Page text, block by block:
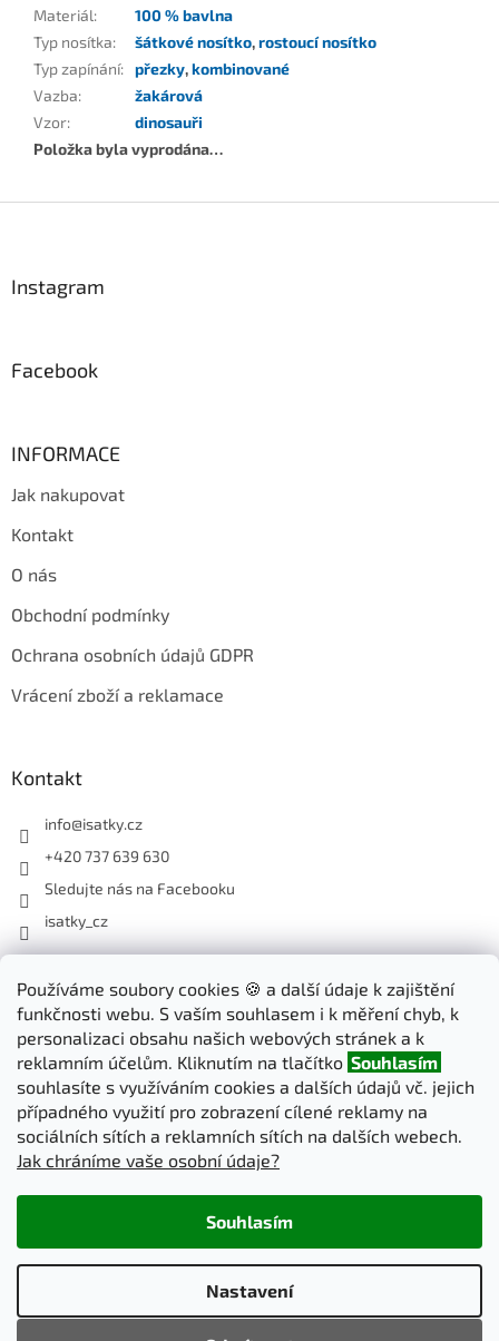
Používáme soubory cookies 🍪 a další údaje k zajištění
funkčnosti webu. S vaším souhlasem i k měření chyb, k
personalizaci obsahu našich webových stránek a k
reklamním účelům. Kliknutím na tlačítko Souhlasím
souhlasíte s využíváním cookies a dalších údajů vč. jejich
případného využití pro zobrazení cílené reklamy na
sociálních sítích a reklamních sítích na dalších webech.
Jak chráníme vaše osobní údaje?
Nastavení
Souhlasím
Materiál:
100 % bavlna
Typ nosítka: šátkové nosítko,rostoucí nosítko
Typ zapínání: přezky,kombinované
Vazba:
žakárová
Vzor:
dinosauři
Položka byla vyprodána…
Instagram
Facebook
INFORMACE
Jak nakupovat
Kontakt
O nás
Obchodní podmínky
Ochrana osobních údajů GDPR
Vrácení zboží a reklamace
Kontakt
info@isatky.cz
+420 737 639 630
Sledujte nás na Facebooku
isatky_cz
Odebírat newsletter
Vložte svůj e-mail a my vám budeme zasílat informace o nových
produktech na našem e-shopu.
E-mail
PŘIHLÁSIT SE